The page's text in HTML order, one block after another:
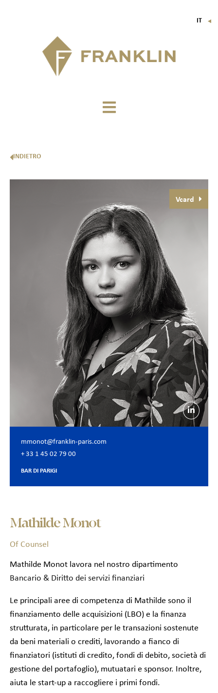
IT ▼
INDIETRO
Vcard
mmonot@franklin-paris.com
+ 33 1 45 02 79 00
BAR DI PARIGI
Mathilde Monot
Of Counsel
Mathilde Monot lavora nel nostro dipartimento
Bancario & Diritto dei servizi finanziari
Le principali aree di competenza di Mathilde sono il
finanziamento delle acquisizioni (LBO) e la finanza
strutturata, in particolare per le transazioni sostenute
da beni materiali o crediti, lavorando a fianco di
finanziatori (istituti di credito, fondi di debito, società di
gestione del portafoglio), mutuatari e sponsor. Inoltre,
aiuta le start-up a raccogliere i primi fondi.